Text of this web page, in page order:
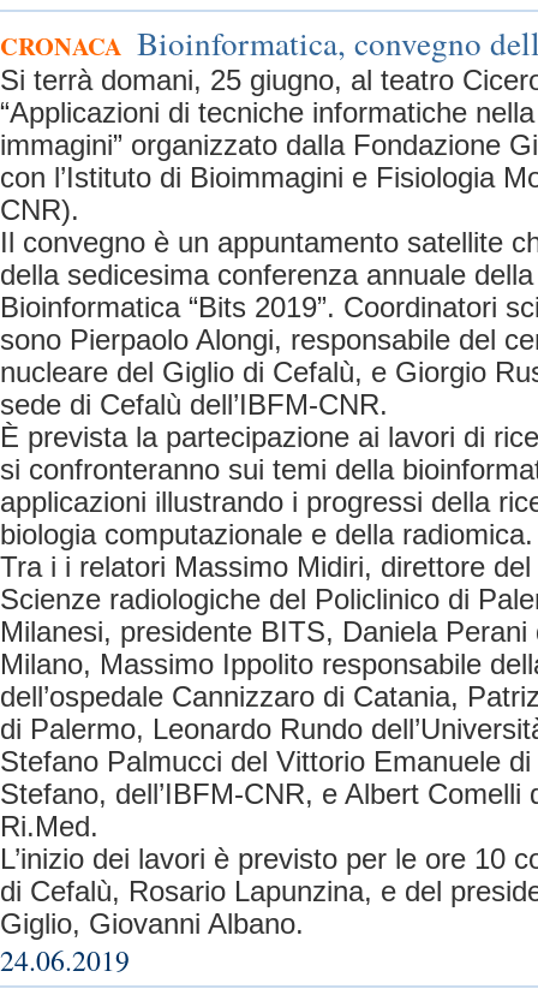
CRONACA Bioinformatica, convegno
Si terrà domani, 25 giugno, al teatro
“Applicazioni di tecniche informatiche
immagini” organizzato dalla Fondazione
con l’Istituto di Bioimmagini e Fisiologia
CNR).
Il convegno è un appuntamento satellite
della sedicesima conferenza annuale
Bioinformatica “Bits 2019”. Coordinatori
sono Pierpaolo Alongi, responsabile del
nucleare del Giglio di Cefalù, e Giorgio
sede di Cefalù dell’IBFM-CNR.
È prevista la partecipazione ai lavori di
si confronteranno sui temi della
applicazioni illustrando i progressi della
biologia computazionale e della radiomica.
Tra i i relatori Massimo Midiri, direttore
Scienze radiologiche del Policlinico di
Milanesi, presidente BITS, Daniela
Milano, Massimo Ippolito responsabile
dell’ospedale Cannizzaro di Catania,
di Palermo, Leonardo Rundo
Stefano Palmucci del Vittorio Emanuele
Stefano, dell’IBFM-CNR, e Albert Comelli
Ri.Med.
L’inizio dei lavori è previsto per le ore 10
di Cefalù, Rosario Lapunzina, e del
Giglio, Giovanni Albano.
24.06.2019